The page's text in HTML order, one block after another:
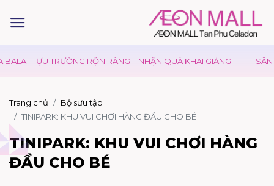
| TỰU TRƯỜNG RỘN RÀNG – NHẬN QUÀ KHAI GIẢNG SĂN
Trang chủ
Bộ sưu tập
TINIPARK: KHU VUI CHƠI HÀNG ĐẦU CHO BÉ
TINIPARK: KHU VUI CHƠI HÀNG
ĐẦU CHO BÉ